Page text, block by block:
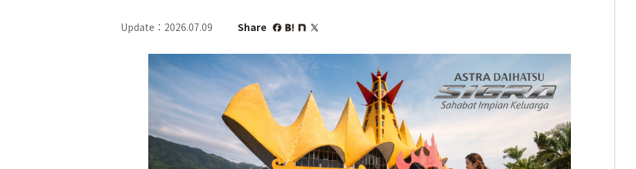
Update：2026.07.09 Share